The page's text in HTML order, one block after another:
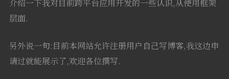
查询天气
介绍一下我对目前跨平台应用开发的一些认识,从使用框架
层面.
另外说一句:目前本网站允许注册用户自己写博客,我这边申
请过就能展示了,欢迎各位撰写.